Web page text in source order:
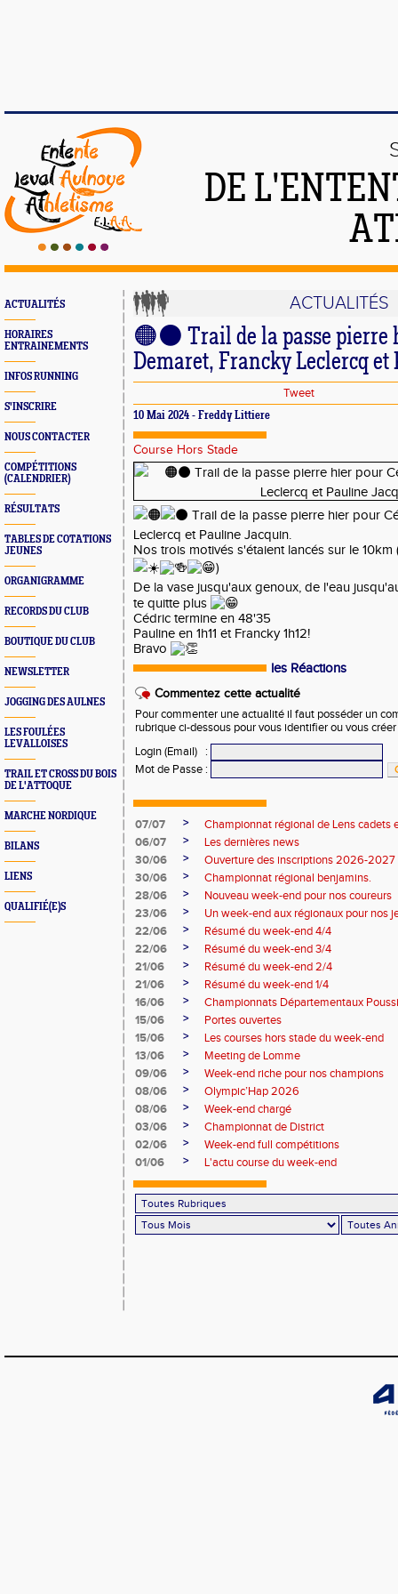
DE
ACTUALITÉS
HORAIRES
ENTRAINEMENTS
INFOS RUNNING
S'INSCRIRE
NOUS CONTACTER
COMPÉTITIONS
(CALENDRIER)
RÉSULTATS
TABLES DE COTATIONS
JEUNES
ORGANIGRAMME
RECORDS DU CLUB
BOUTIQUE DU CLUB
NEWSLETTER
JOGGING DES AULNES
LES FOULÉES
LEVALLOISES
TRAIL ET CROSS DU BOIS
DE L'ATTOQUE
MARCHE NORDIQUE
BILANS
LIENS
QUALIFIÉ(E)S
ACTUALITÉS
🟠⚫ Trail de la passe pierre
Demaret, Francky Leclercq
Tweet
10 Mai 2024 - Freddy Littiere
Course Hors Stade
Trail de la passe pierre hier pour
Leclercq et Pauline Jacquin.
Nos trois motivés s'étaient lancés sur le 10km
)
De la vase jusqu'aux genoux, de l'eau
te quitte plus
Cédric termine en 48'35
Pauline en 1h11 et Francky 1h12!
Bravo
les Réactions
Commentez cette actualité
Pour commenter une actualité il faut posséder un
rubrique ci-dessous pour vous identifier ou vous
Login (Email)
:
Mot de Passe :
07/07 >
Championnat régional de Lens cadets
06/07
>
Les dernières news
30/06
>
Ouverture des inscriptions 2026-2027
30/06
>
Championnat régional benjamins.
28/06
>
Nouveau week-end pour nos coureurs
23/06
>
Un week-end aux régionaux pour nos
22/06
>
Résumé du week-end 4/4
22/06
>
Résumé du week-end 3/4
21/06
>
Résumé du week-end 2/4
21/06
>
Résumé du week-end 1/4
16/06
>
Championnats Départementaux
15/06
>
Portes ouvertes
15/06
>
Les courses hors stade du week-end
13/06
>
Meeting de Lomme
09/06
>
Week-end riche pour nos champions
08/06
>
Olympic’Hap 2026
08/06
>
Week-end chargé
03/06
>
Championnat de District
02/06
>
Week-end full compétitions
01/06
> L'actu course du week-end